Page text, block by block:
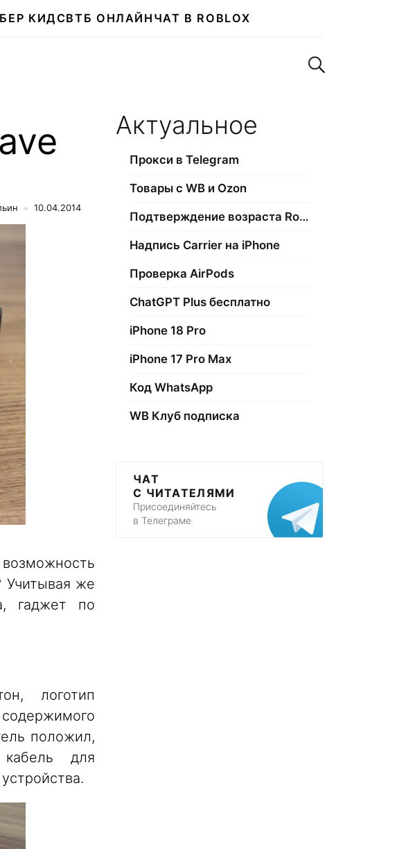
КИДСВТБ ОНЛАЙН ЧАТ В ROBLOX
Поиск по сайту
10.04.2014
Учитывая же
гаджет по
логотип
положил,
для
Актуальное
Прокси в Telegram
Товары с WB и Ozon
Подтверждение возраста Roblox
Надпись Carrier на iPhone
Проверка AirPods
ChatGPT Plus бесплатно
iPhone 18 Pro
iPhone 17 Pro Max
Код WhatsApp
WB Клуб подписка
ЧАТ
С ЧИТАТЕЛЯМИ
Присоединяйтесь
в Телеграме